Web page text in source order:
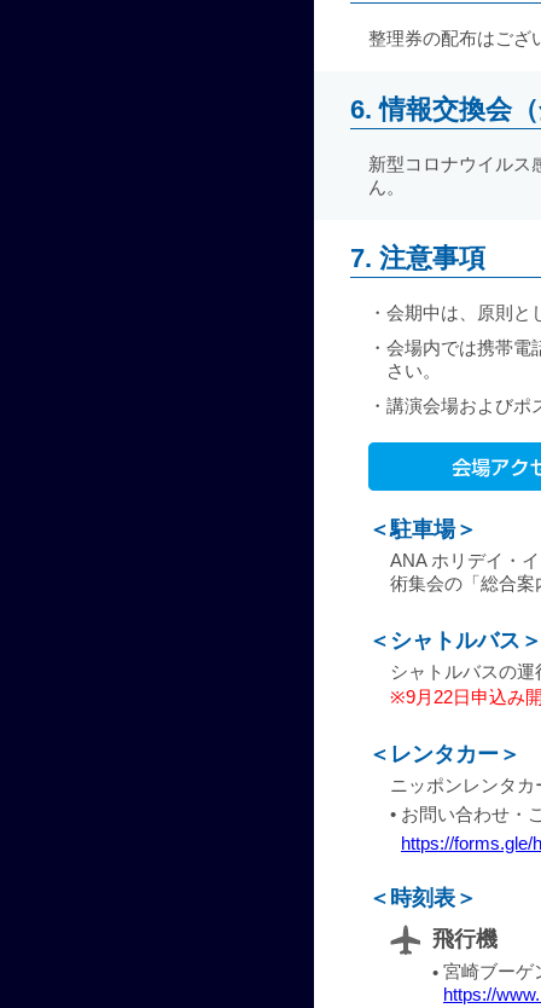
整理券の配布はござ
6. 情報交換会
新型コロナウイルス
ん。
7. 注意事項
・ 会期中は、原則と
・ 会場内では携帯電
さい。
・ 講演会場およびポ
＜駐車場＞
ANA ホリデイ・
術集会の「総合
＜ シャトルバス＞
シャトルバスの
※9月22日申込み
＜ レンタカー＞
ニッポンレンタ
• お問い合わせ・
https://forms.gle/
＜ 時刻表＞
飛行機
• 宮崎ブーゲ
https://